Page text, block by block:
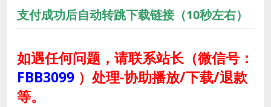
支付成功后自动转跳下载链接（10秒左右）
如遇任何问题，请联系站长（微信号：
FBB3099 ） 处理-协助播放/下载/退款
等。